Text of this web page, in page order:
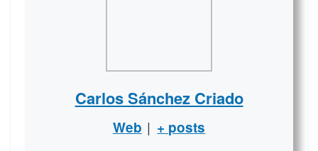
Carlos Sánchez Criado
Web | + posts